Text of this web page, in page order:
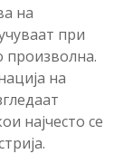
на
при
произволна.
на
најчесто се